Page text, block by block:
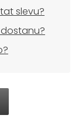
slevu?